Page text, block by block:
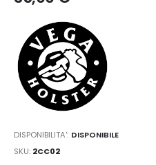
DISPONIBILITA': DISPONIBILE
SKU 2CC02